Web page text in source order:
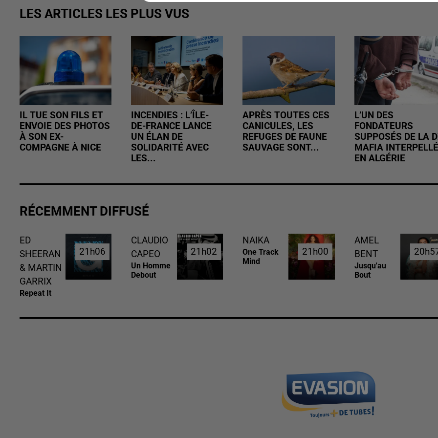
LES ARTICLES LES PLUS VUS
IL TUE SON FILS ET
ENVOIE DES PHOTOS
À SON EX-
COMPAGNE À NICE
INCENDIES : L’ÎLE-
DE-FRANCE LANCE
UN ÉLAN DE
SOLIDARITÉ AVEC
LES...
APRÈS TOUTES CES
CANICULES, LES
REFUGES DE FAUNE
SAUVAGE SONT...
L’UN DES
FONDATEURS
SUPPOSÉS DE LA
MAFIA INTERPELLÉ
EN ALGÉRIE
RÉCEMMENT DIFFUSÉ
ED
SHEERAN
& MARTIN
GARRIX
Repeat It
21h06
21h06
CLAUDIO
CAPEO
Un Homme
Debout
21h02
21h02
NAIKA
One Track
Mind
21h00
21h00
AMEL
BENT
Jusqu'au
Bout